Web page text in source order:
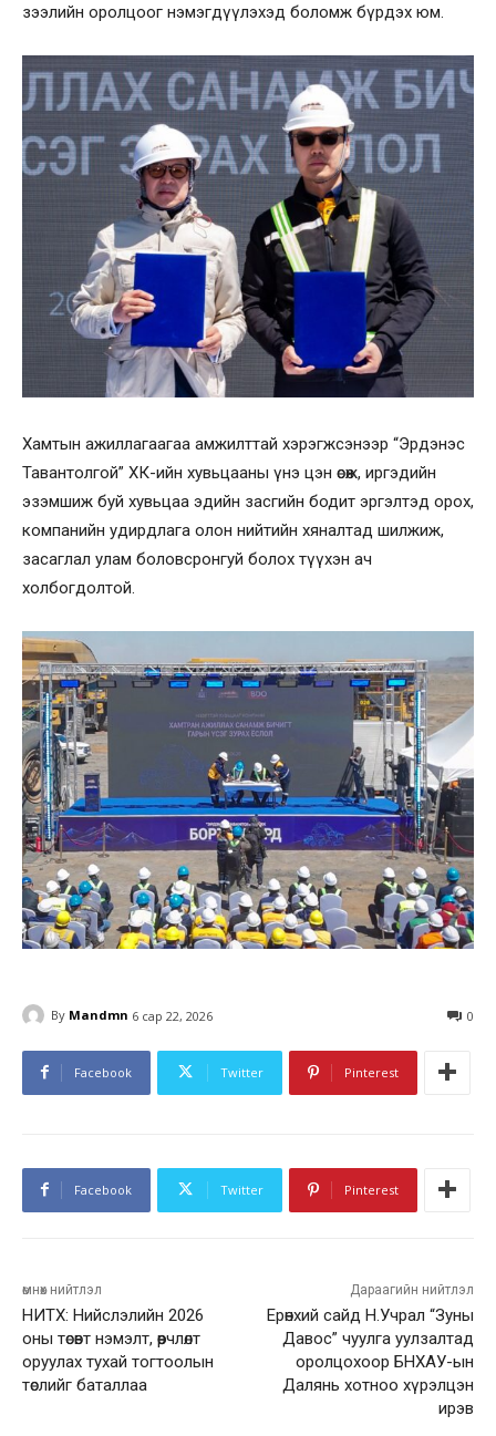
зээлийн оролцоог нэмэгдүүлэхэд боломж бүрдэх юм.
Хамтын ажиллагаагаа амжилттай хэрэгжсэнээр “Эрдэнэс
Тавантолгой” ХК-ийн хувьцааны үнэ цэн өсөж, иргэдийн
эзэмшиж буй хувьцаа эдийн засгийн бодит эргэлтэд орох,
компанийн удирдлага олон нийтийн хяналтад шилжиж,
засаглал улам боловсронгуй болох түүхэн ач
холбогдолтой.
By Mandmn 6 сар 22, 2026 0
Facebook Twitter Pinterest
Facebook Twitter Pinterest
өмнөх нийтлэл
НИТХ: Нийслэлийн 2026
оны төсөвт нэмэлт, өөрчлөлт
оруулах тухай тогтоолын
төслийг баталлаа
Дараагийн нийтлэл
Ерөнхий сайд Н.Учрал “Зуны
Давос” чуулга уулзалтад
оролцохоор БНХАУ-ын
Далянь хотноо хүрэлцэн
ирэв